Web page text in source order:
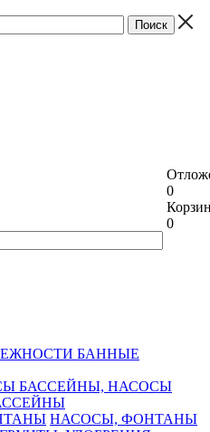
0
0
БАННЫЕ
БАССЕЙНЫ, НАСОСЫ
НАСОСЫ, ФОНТАНЫ